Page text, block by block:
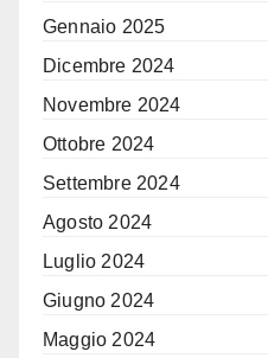
Gennaio 2025
Dicembre 2024
Novembre 2024
Ottobre 2024
Settembre 2024
Agosto 2024
Luglio 2024
Giugno 2024
Maggio 2024